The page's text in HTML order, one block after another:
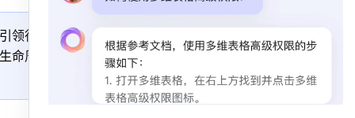
领行
命周
二、飞书合同适合在什么场景下使用？​
三、飞书合同的价值点与核心优势是什么？​